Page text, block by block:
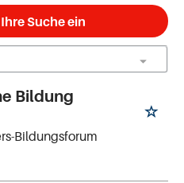
Suche ein
Bildung
Bildungsforum